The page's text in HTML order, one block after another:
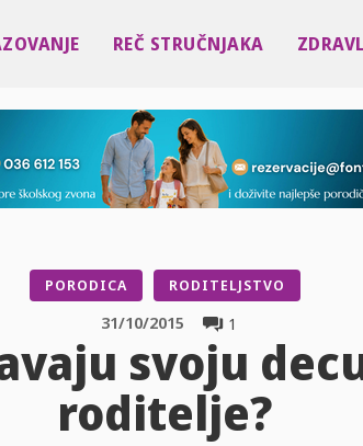
REČ STRUČNJAKA
PORODICA RODITELJSTVO
1
31/10/2015
svoju
roditelje?